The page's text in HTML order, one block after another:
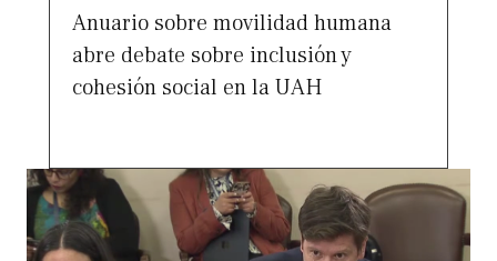
Anuario sobre movilidad humana
abre debate sobre inclusión y
cohesión social en la UAH